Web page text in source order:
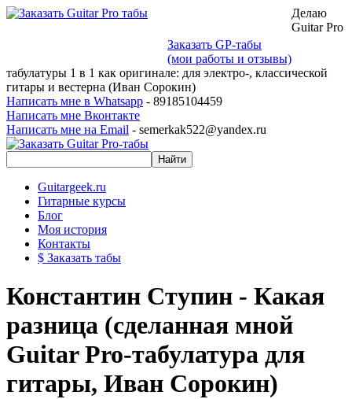
Заказать GP-табы
(мои работы и отзывы)
Делаю
Guitar Pro
табулатуры 1 в 1 как оригинале: для электро-, классической
гитары и вестерна (Иван Сорокин)
Написать мне в Whatsapp - 89185104459
Написать мне Вконтакте
Написать мне на Email - semerkak522@yandex.ru
Guitargeek.ru
Гитарные курсы
Блог
Моя история
Контакты
$ Заказать табы
Константин Ступин - Какая
разница (сделанная мной
Guitar Pro-табулатура для
гитары, Иван Сорокин)